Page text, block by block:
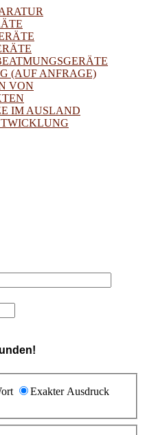
(AUF ANFRAGE)
VON
IM AUSLAND
Exakter Ausdruck